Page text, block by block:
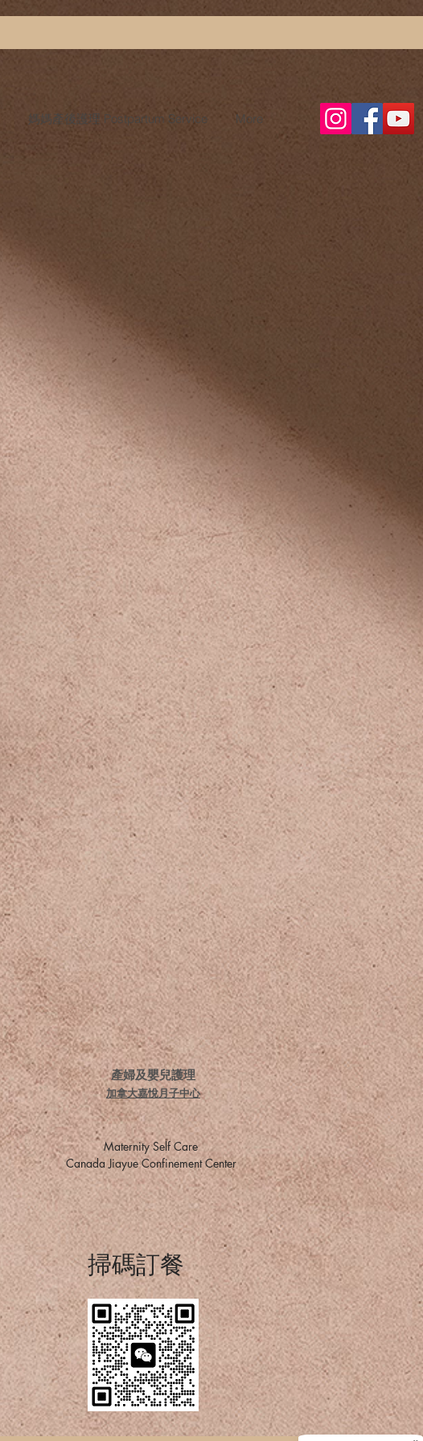
媽媽產後護理 Postpartum Service More
​產婦及嬰兒護理
加拿大嘉悅月子中心
​Maternity Self Care
​Canada Jiayue Confinement Center
掃碼訂餐